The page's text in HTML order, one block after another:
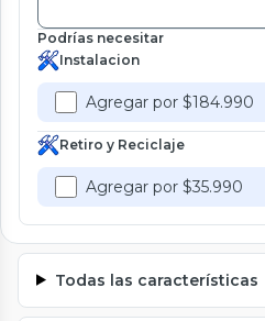
Podrías necesitar
Instalacion
Agregar por $184.990
Retiro y Reciclaje
Agregar por $35.990
Todas las características